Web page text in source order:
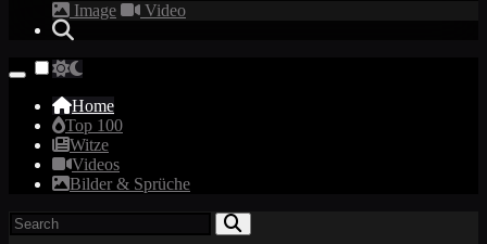
Image Video
Home
Top 100
Witze
Videos
Bilder & Sprüche